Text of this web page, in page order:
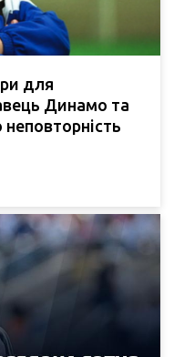
для
Динамо та